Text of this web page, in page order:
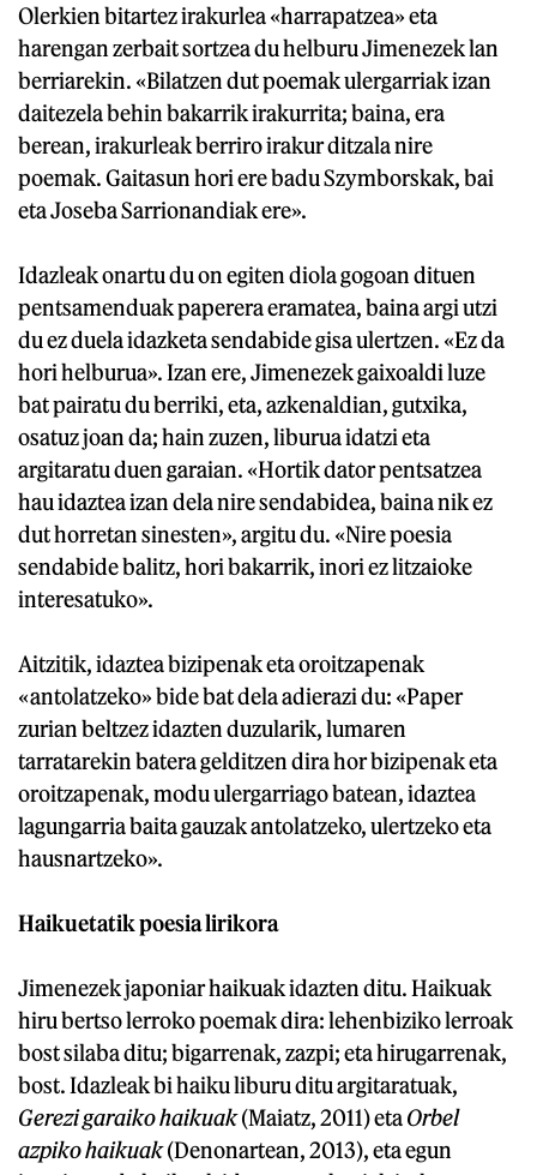
Olerkien bitartez irakurlea «harrapatzea» eta
harengan zerbait sortzea du helburu Jimenezek lan
berriarekin. «Bilatzen dut poemak ulergarriak izan
daitezela behin bakarrik irakurrita; baina, era
berean, irakurleak berriro irakur ditzala nire
poemak. Gaitasun hori ere badu Szymborskak, bai
eta Joseba Sarrionandiak ere».
Idazleak onartu du on egiten diola gogoan dituen
pentsamenduak paperera eramatea, baina argi utzi
du ez duela idazketa sendabide gisa ulertzen. «Ez da
hori helburua». Izan ere, Jimenezek gaixoaldi luze
bat pairatu du berriki, eta, azkenaldian, gutxika,
osatuz joan da; hain zuzen, liburua idatzi eta
argitaratu duen garaian. «Hortik dator pentsatzea
hau idaztea izan dela nire sendabidea, baina nik ez
dut horretan sinesten», argitu du. «Nire poesia
sendabide balitz, hori bakarrik, inori ez litzaioke
interesatuko».
Aitzitik, idaztea bizipenak eta oroitzapenak
«antolatzeko» bide bat dela adierazi du: «Paper
zurian beltzez idazten duzularik, lumaren
tarratarekin batera gelditzen dira hor bizipenak eta
oroitzapenak, modu ulergarriago batean, idaztea
lagungarria baita gauzak antolatzeko, ulertzeko eta
hausnartzeko».
Haikuetatik poesia lirikora
Jimenezek japoniar haikuak idazten ditu. Haikuak
hiru bertso lerroko poemak dira: lehenbiziko lerroak
bost silaba ditu; bigarrenak, zazpi; eta hirugarrenak,
bost. Idazleak bi haiku liburu ditu argitaratuak,
Gerezi garaiko haikuak(Maiatz, 2011) etaOrbel
azpiko haikuak(Denonartean, 2013), eta egun